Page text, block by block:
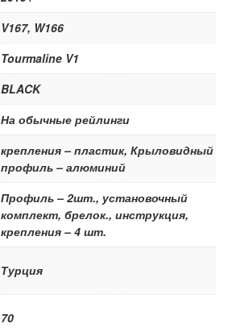
V167, W166
Tourmaline V1
BLACK
На обычные рейлинги
крепления – пластик, Крыловидный
профиль – алюминий
Профиль – 2шт., установочный
комплект, брелок., инструкция,
крепления – 4 шт.
Турция
70